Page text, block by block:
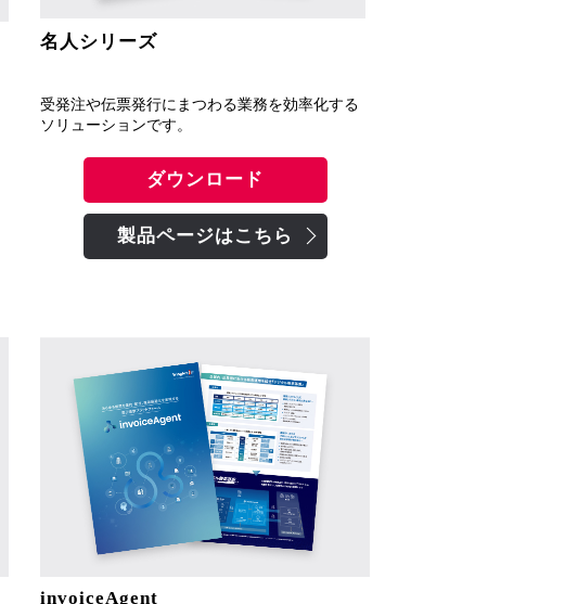
名人シリーズ
受発注や伝票発行にまつわる業務を効率化する
ソリューションです。
ダウンロード
製品ページはこちら
invoiceAgent